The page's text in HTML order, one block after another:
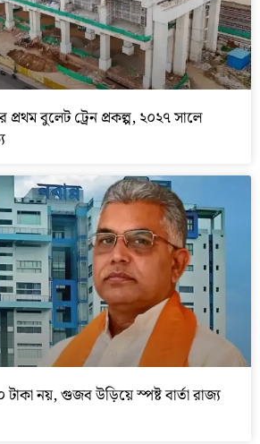
প্রথম বুলেট ট্রেন প্রকল্প, ২০২৭ সালে
নয়, গুজব উড়িয়ে স্পষ্ট বার্তা রাজ্য